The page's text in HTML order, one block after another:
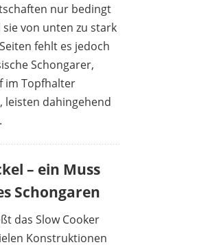
nur bedingt
von unten zu stark
fehlt es jedoch
Schongarer,
im Topfhalter
leisten dahingehend
– ein Muss
Schongaren
das Slow Cooker
Konstruktionen